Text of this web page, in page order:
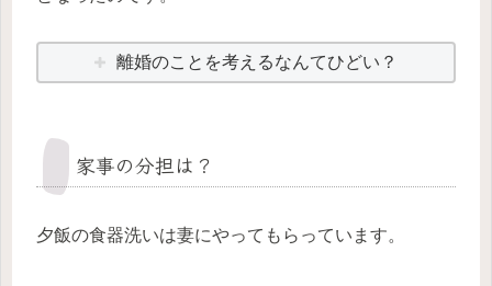
離婚のことを考えるなんてひどい？
家事の分担は？
夕飯の食器洗いは妻にやってもらっています。